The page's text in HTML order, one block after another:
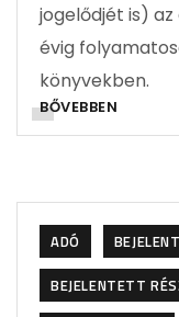
jogelődjét is)
évig
könyvekben.
BŐVEBBEN
ADÓ
BEJELENTETT